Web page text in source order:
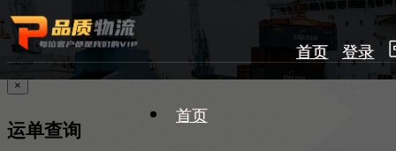
首页 登录
首页
×
运单查询